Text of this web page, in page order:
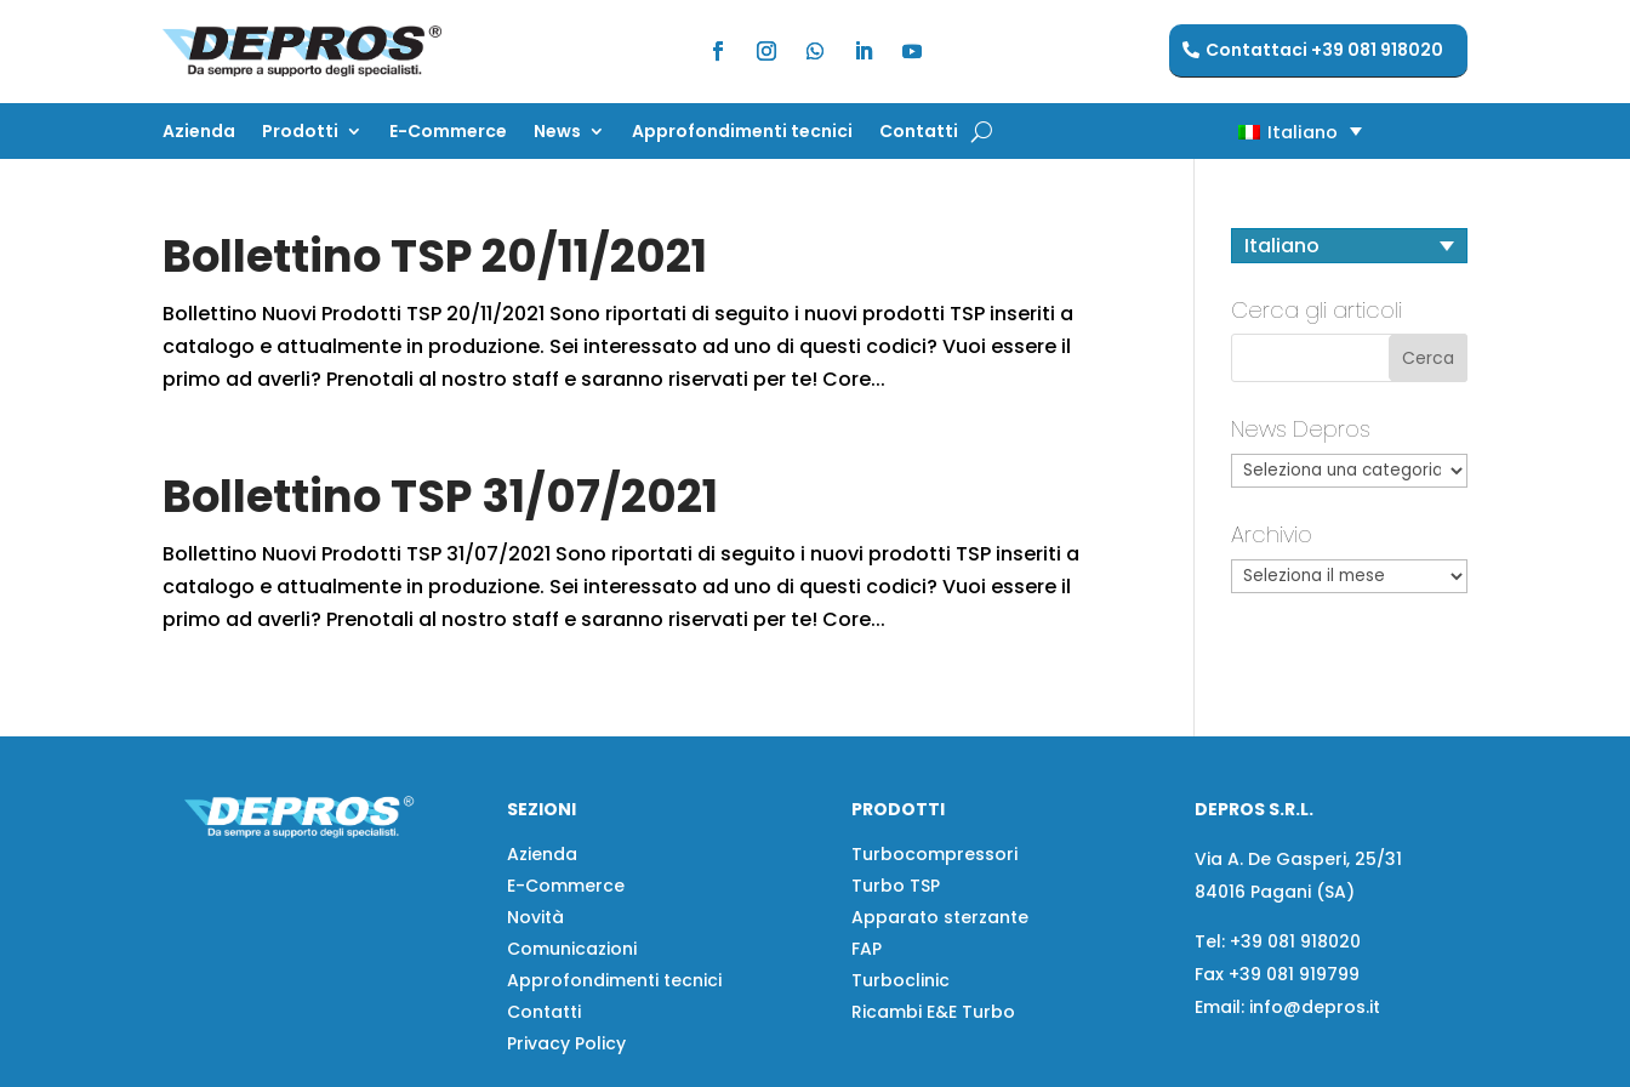
Contattaci +39 081 918020
Azienda Prodotti E-Commerce News Approfondimenti tecnici Contatti Italiano
Azienda Prodotti E-Commerce News Approfondimenti tecnici Contatti Italiano
Bollettino TSP 20/11/2021
Bollettino Nuovi Prodotti TSP 20/11/2021 Sono riportati di seguito i nuovi prodotti TSP inseriti a
catalogo e attualmente in produzione. Sei interessato ad uno di questi codici? Vuoi essere il
primo ad averli? Prenotali al nostro staff e saranno riservati per te! Core...
Bollettino TSP 31/07/2021
Bollettino Nuovi Prodotti TSP 31/07/2021 Sono riportati di seguito i nuovi prodotti TSP inseriti a
catalogo e attualmente in produzione. Sei interessato ad uno di questi codici? Vuoi essere il
primo ad averli? Prenotali al nostro staff e saranno riservati per te! Core...
Italiano
Cerca gli articoli
News Depros
Archivio
SEZIONI
Azienda
E-Commerce
Novità
Comunicazioni
Approfondimenti tecnici
Contatti
Privacy Policy
PRODOTTI
Turbocompressori
Turbo TSP
Apparato sterzante
FAP
Turboclinic
Ricambi E&E Turbo
DEPROS S.R.L.
Via A. De Gasperi, 25/31
84016 Pagani (SA)
Tel: +39 081 918020
Fax +39 081 919799
Email: info@depros.it